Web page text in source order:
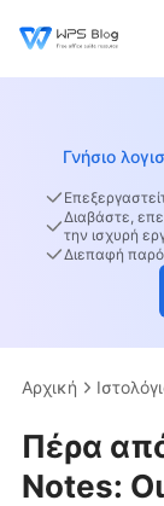
Γνήσιο
Διαβάστε,
την ισχυρή
Διεπαφή
Αρχική
Πέρα
Notes: